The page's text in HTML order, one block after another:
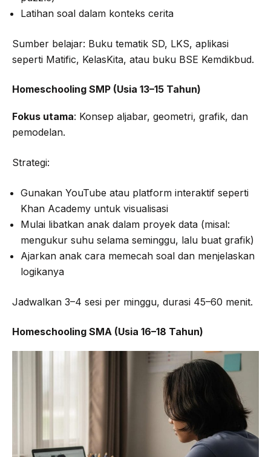
Latihan soal dalam konteks cerita
Sumber belajar: Buku tematik SD, LKS, aplikasi
seperti Matific, KelasKita, atau buku BSE Kemdikbud.
Homeschooling SMP (Usia 13–15 Tahun)
Fokus utama: Konsep aljabar, geometri, grafik, dan
pemodelan.
Strategi:
Gunakan YouTube atau platform interaktif seperti
Khan Academy untuk visualisasi
Mulai libatkan anak dalam proyek data (misal:
mengukur suhu selama seminggu, lalu buat grafik)
Ajarkan anak cara memecah soal dan menjelaskan
logikanya
Jadwalkan 3–4 sesi per minggu, durasi 45–60 menit.
Homeschooling SMA (Usia 16–18 Tahun)